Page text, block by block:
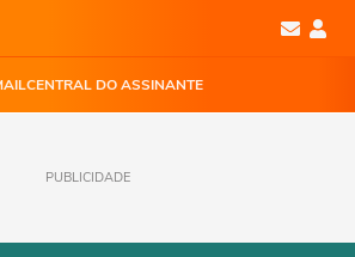
CENTRAL DO ASSINANTE
PUBLICIDADE